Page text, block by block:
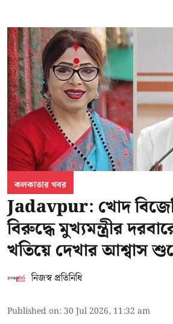
কলকাতার খবর
Jadavpur: খোদ
বিরুদ্ধে মুখ্যমন্ত্রীর
খতিয়ে দেখার আশ্বাস
নিজস্ব প্রতিনিধি
Published on: 30 Jul 2026, 11:32 am